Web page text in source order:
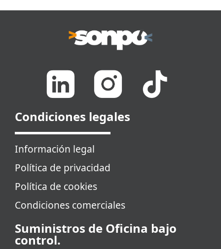
Condiciones legales
Información legal
Política de privacidad
Política de cookies
Condiciones comerciales
Suministros de Oficina bajo
control.